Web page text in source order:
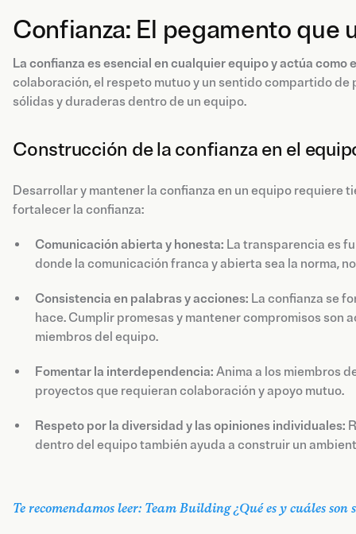
Confianza: El pegamento que
La confianza es esencial en cualquier equipo y actúa como
colaboración, el respeto mutuo y un sentido compartido
sólidas y duraderas dentro de un equipo.
Construcción de la confianza en el
Desarrollar y mantener la confianza en un equipo
fortalecer la confianza:
Comunicación abierta y honesta: La transparencia es
donde la comunicación franca y abierta sea la norma,
Consistencia en palabras y acciones: La confianza se
hace. Cumplir promesas y mantener compromisos son
miembros del equipo.
Fomentar la interdependencia: Anima a los miembros
proyectos que requieran colaboración y apoyo mutuo.
Respeto por la diversidad y las opiniones individuales:
dentro del equipo también ayuda a construir un
Te recomendamos leer: Team Building ¿Qué es y cuáles son